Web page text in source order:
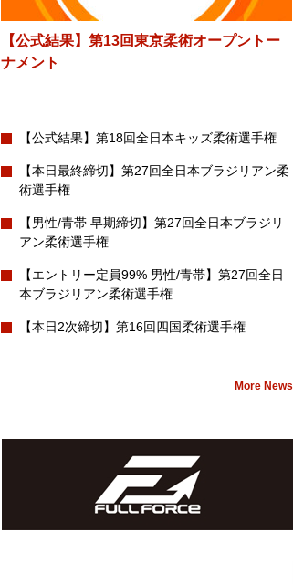
【公式結果】第13回東京柔術オープントー
ナメント
【公式結果】第18回全日本キッズ柔術選手権
【本日最終締切】第27回全日本ブラジリアン柔
術選手権
【男性/青帯 早期締切】第27回全日本ブラジリ
アン柔術選手権
【エントリー定員99% 男性/青帯】第27回全日
本ブラジリアン柔術選手権
【本日2次締切】第16回四国柔術選手権
More News